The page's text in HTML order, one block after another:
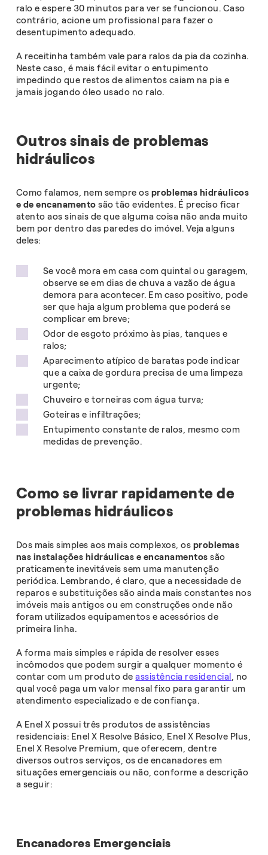
ralo e espere 30 minutos para ver se funcionou. Caso
contrário, acione um profissional para fazer o
desentupimento adequado.
A receitinha também vale para ralos da pia da cozinha.
Neste caso, é mais fácil evitar o entupimento
impedindo que restos de alimentos caiam na pia e
jamais jogando óleo usado no ralo.
Outros sinais de problemas
hidráulicos
Como falamos, nem sempre os problemas hidráulicos
e de encanamento são tão evidentes. É preciso ficar
atento aos sinais de que alguma coisa não anda muito
bem por dentro das paredes do imóvel. Veja alguns
deles:
Se você mora em casa com quintal ou garagem,
observe se em dias de chuva a vazão de água
demora para acontecer. Em caso positivo, pode
ser que haja algum problema que poderá se
complicar em breve;
Odor de esgoto próximo às pias, tanques e
ralos;
Aparecimento atípico de baratas pode indicar
que a caixa de gordura precisa de uma limpeza
urgente;
Chuveiro e torneiras com água turva;
Goteiras e infiltrações;
Entupimento constante de ralos, mesmo com
medidas de prevenção.
Como se livrar rapidamente de
problemas hidráulicos
Dos mais simples aos mais complexos, os problemas
nas instalações hidráulicas e encanamentos são
praticamente inevitáveis sem uma manutenção
periódica. Lembrando, é claro, que a necessidade de
reparos e substituições são ainda mais constantes nos
imóveis mais antigos ou em construções onde não
foram utilizados equipamentos e acessórios de
primeira linha.
A forma mais simples e rápida de resolver esses
incômodos que podem surgir a qualquer momento é
contar com um produto deassistência residencial, no
qual você paga um valor mensal fixo para garantir um
atendimento especializado e de confiança.
A Enel X possui três produtos de assistências
residenciais: Enel X Resolve Básico, Enel X Resolve Plus,
Enel X Resolve Premium, que oferecem, dentre
diversos outros serviços, os de encanadores em
situações emergenciais ou não, conforme a descrição
a seguir:
Encanadores Emergenciais